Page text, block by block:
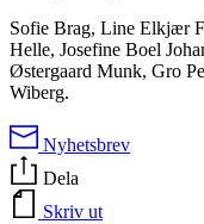
Sofie Brag, Line Elkjær
Helle, Josefine Boel
Østergaard Munk, Gro
Wiberg.
Nyhetsbrev
Dela
Skriv ut